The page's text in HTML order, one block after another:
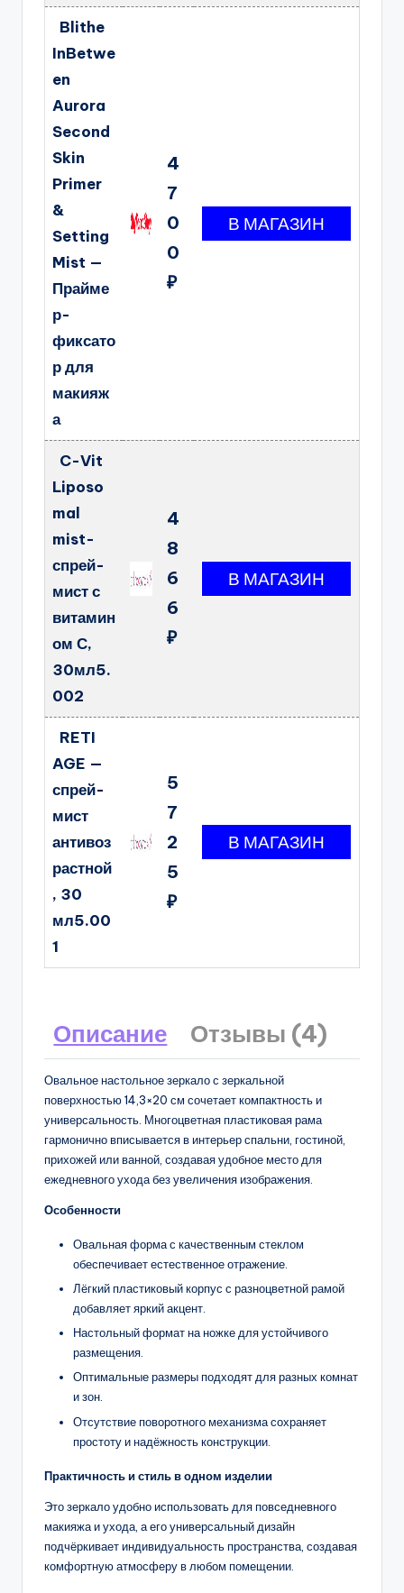
Blithe
InBetwe
en
Aurora
Second
Skin
Primer
&
Setting
Mist —
Прайме
р-
фиксато
р для
макияж
а
4
7
0
0
₽
C-Vit
Liposo
mal
mist-
спрей-
мист с
витамин
ом С,
30мл5.
002
4
8
6
6
₽
RETI
AGE —
спрей-
мист
антивоз
растной
, 30
мл5.00
1
5
7
2
5
₽
Описание Отзывы (4)
Овальное настольное зеркало с зеркальной
поверхностью 14,3×20 см сочетает компактность и
универсальность. Многоцветная пластиковая рама
гармонично вписывается в интерьер спальни, гостиной,
прихожей или ванной, создавая удобное место для
ежедневного ухода без увеличения изображения.
Особенности
Овальная форма с качественным стеклом
обеспечивает естественное отражение.
Лёгкий пластиковый корпус с разноцветной рамой
добавляет яркий акцент.
Настольный формат на ножке для устойчивого
размещения.
Оптимальные размеры подходят для разных комнат
и зон.
Отсутствие поворотного механизма сохраняет
простоту и надёжность конструкции.
Практичность и стиль в одном изделии
Это зеркало удобно использовать для повседневного
макияжа и ухода, а его универсальный дизайн
подчёркивает индивидуальность пространства, создавая
комфортную атмосферу в любом помещении.